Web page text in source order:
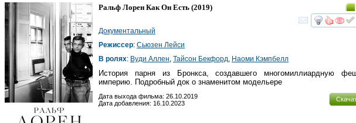
Ральф Лорен Как Он Есть (2019)
Документальный
Режиссер: Сьюзен Лейси
В ролях: Вуди Аллен, Тайсон Бекфорд, Наоми Кэмпбелл
История парня из Бронкса, создавшего многомиллиардную
империю. Подробный док о знаменитом модельере
Дата выхода фильма: 26.10.2019
Дата добавления: 16.10.2023